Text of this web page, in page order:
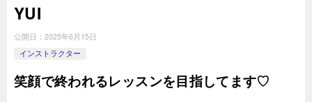
YUI
公開日： 2025年6月15日
インストラクター
笑顔で終われるレッスンを目指してます♡